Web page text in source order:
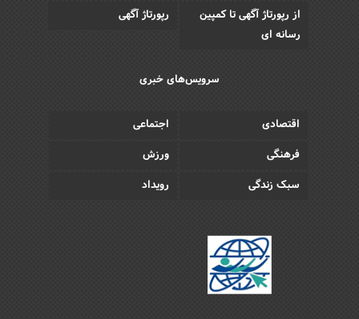
از رپورتاژ آگهی تا کمپین
رسانه ای
رپورتاژ آگهی
سرویس‌های خبری
اقتصادی
اجتماعی
فرهنگی
ورزش
سبک زندگی
رویداد